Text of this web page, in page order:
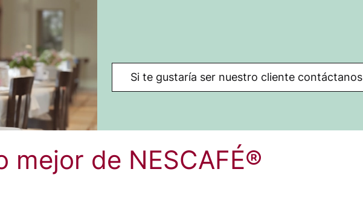
Si te gustaría ser nuestro cliente contáctanos
mejor de NESCAFÉ®